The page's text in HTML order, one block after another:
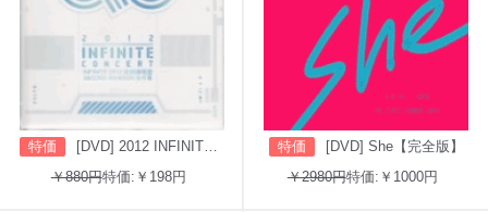
特価
[DVD] 2012 INFINITE CONCERT SECOND INVASION: EVOLUTION
￥880円特価:￥198円
特価
[DVD] She【完全版】
￥2980円特価:￥1000円